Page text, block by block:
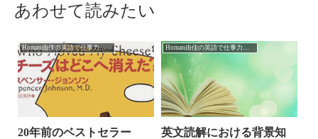
あわせて読みたい
Homan由佳の英語で仕事力アップ
20年前のベストセラー
英文読解における背景知